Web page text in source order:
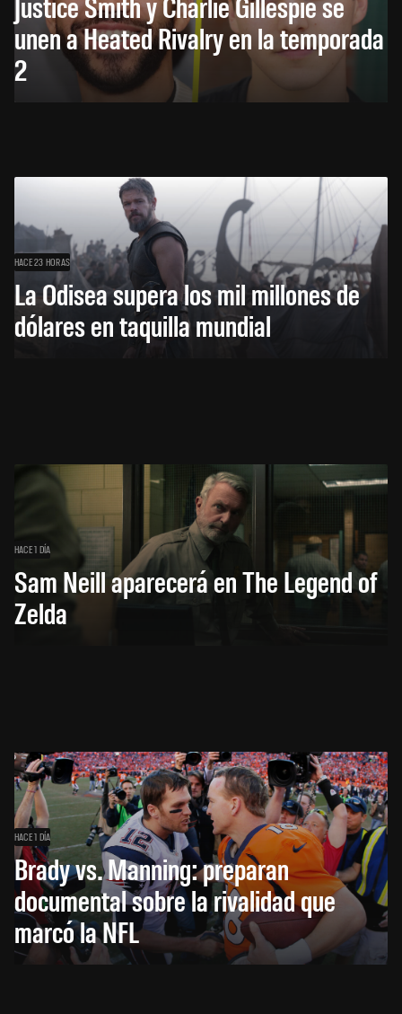
unen a Heated Rivalry en la temporada
2
HACE 23 HORAS
La Odisea supera los mil millones de
dólares en taquilla mundial
HACE 1 DÍA
Sam Neill aparecerá en The Legend of
Zelda
HACE 1 DÍA
Brady vs. Manning: preparan
documental sobre la rivalidad que
marcó la NFL